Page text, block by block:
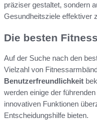
präziser gestaltet, sondern
Gesundheitsziele effektiver
Die besten
Auf der Suche nach den
Vielzahl von
Benutzerfreundlichkeit
werden einige der
innovativen Funktionen
Entscheidungshilfe bieten.